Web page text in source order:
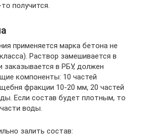
получится.
применяется марка бетона не
Раствор замешивается в
заказывается в РБУ, должен
компоненты: 10 частей
фракции 10-20 мм, 20 частей
Если состав будет плотным, то
воды.
залить состав: